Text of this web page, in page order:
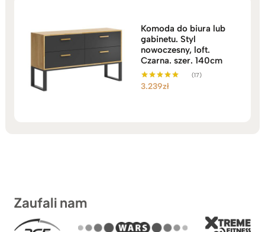
Komoda do biura lub
gabinetu. Styl
nowoczesny, loft.
Czarna. szer. 140cm
Oceniono
(17)
3.239zł
Zaufali nam